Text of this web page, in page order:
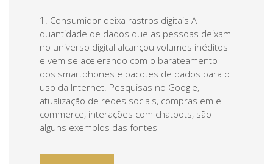
1. Consumidor deixa rastros digitais A
quantidade de dados que as pessoas deixam
no universo digital alcançou volumes inéditos
e vem se acelerando com o barateamento
dos smartphones e pacotes de dados para o
uso da Internet. Pesquisas no Google,
atualização de redes sociais, compras em e-
commerce, interações com chatbots, são
alguns exemplos das fontes